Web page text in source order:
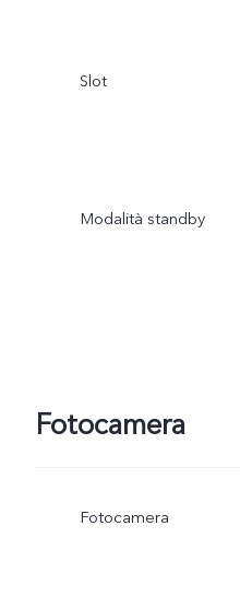
Slot
Modalità standby
Fotocamera
Fotocamera